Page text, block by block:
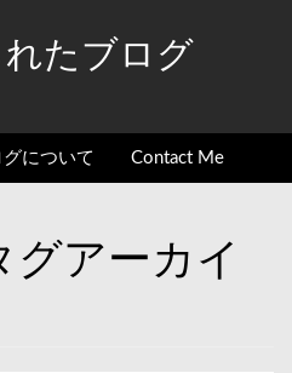
たブログ
について Contact Me
グアーカイ